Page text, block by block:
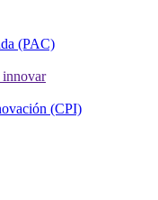
(PAC)
innovar
(CPI)